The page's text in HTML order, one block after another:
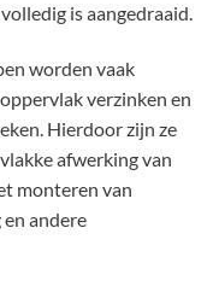
is aangedraaid.
worden vaak
verzinken en
Hierdoor zijn ze
afwerking van
monteren van
andere